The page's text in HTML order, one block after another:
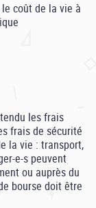
coût de la vie à
les frais
frais de sécurité
la vie : transport,
e-s peuvent
ou auprès du
bourse doit être